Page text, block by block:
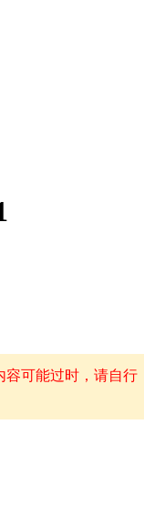
容可能过时，请自行